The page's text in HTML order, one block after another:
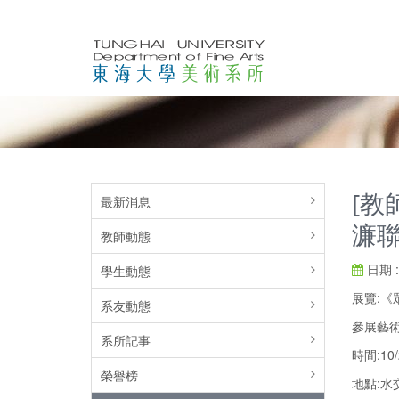
最新消息
教師動態
學生動態
系友動態
系所記事
榮譽榜
[教
濂
日期
展覽:《
參展藝
時間
地點:水